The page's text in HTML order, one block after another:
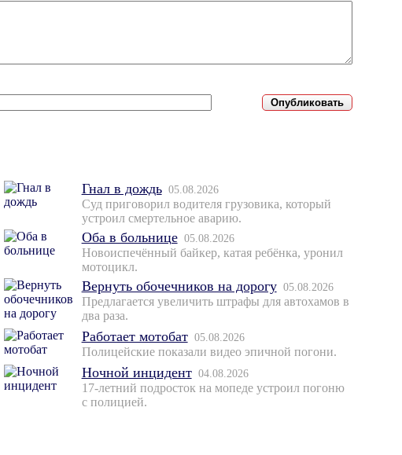
Гнал в дождь 05.08.2026
Суд приговорил водителя грузовика, который
устроил смертельное аварию.
Оба в больнице 05.08.2026
Новоиспечённый байкер, катая ребёнка, уронил
мотоцикл.
Вернуть обочечников на дорогу 05.08.2026
Предлагается увеличить штрафы для автохамов в
два раза.
Работает мотобат 05.08.2026
Полицейские показали видео эпичной погони.
Ночной инцидент 04.08.2026
17-летний подросток на мопеде устроил погоню
с полицией.